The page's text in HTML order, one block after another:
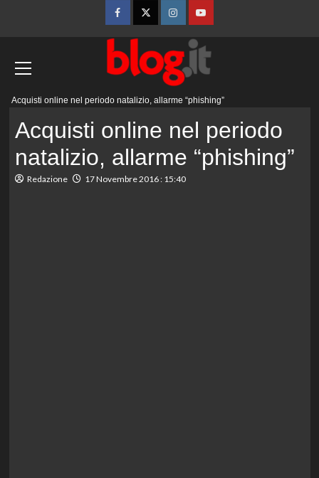
FacebookTwitterInstagramYouTube
Acquisti online nel periodo natalizio, allarme “phishing”
Acquisti online nel periodo
natalizio, allarme “phishing”
Redazione 17 Novembre 2016 : 15:40